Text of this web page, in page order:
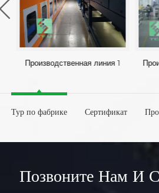
Производственная линия 1
Тур по фабрике Сертификат
Позвоните Нам И